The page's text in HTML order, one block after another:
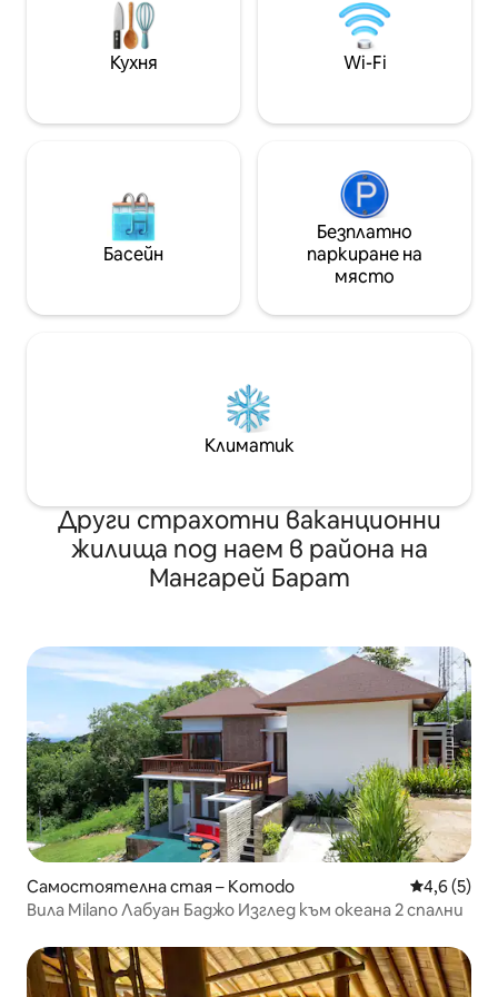
района на
Central и Denny)
стоки от
(Alfamart и
Кухня Wi-Fi
Басейн
Безплатно
паркиране на
място
Климатик
Други страхотни ваканционни
жилища под наем в района на
Мангарей Барат
Самостоятелна стая – Komodo Средна
4,6 (5)
Вила Milano Лабуан Баджо Изглед към океана 2 спални